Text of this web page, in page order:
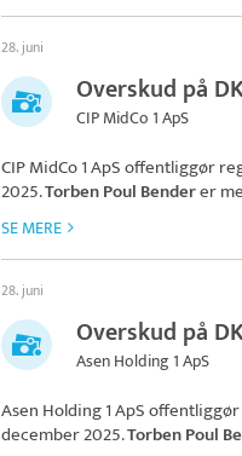
28. juni
Overskud på
CIP MidCo 1 ApS
CIP MidCo 1 ApSoffentliggør
2025.Torben Poul Benderer
SE MERE
28. juni
Overskud på
Asen Holding 1 ApS
Asen Holding 1 ApSoffentliggør
december 2025.Torben Poul